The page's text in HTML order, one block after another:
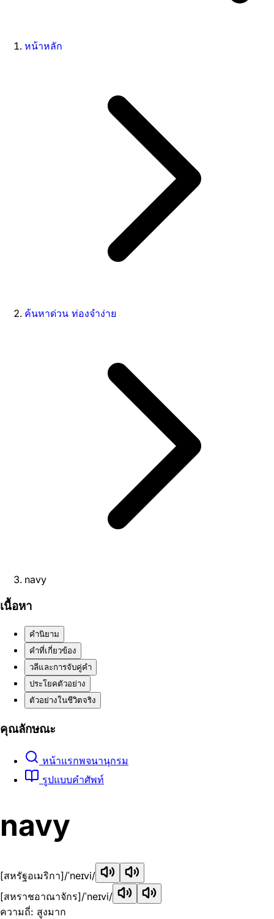
หน้าหลัก
ค้นหาด่วน ท่องจำง่าย
navy
เนื้อหา
คำนิยาม
คำที่เกี่ยวข้อง
วลีและการจับคู่คำ
ประโยคตัวอย่าง
ตัวอย่างในชีวิตจริง
คุณลักษณะ
หน้าแรกพจนานุกรม
รูปแบบคำศัพท์
navy
[สหรัฐอเมริกา]/ˈneɪvi/
[สหราชอาณาจักร]/ˈneɪvi/
ความถี่: สูงมาก